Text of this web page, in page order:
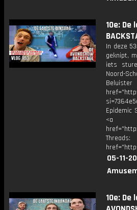
10e: De
In deze
geknipt,
iets
Noord-
Epidemic
<a
05-11-
10e: De